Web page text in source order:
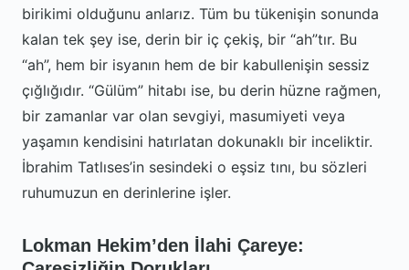
birikimi olduğunu anlarız. Tüm bu tükenişin sonunda
kalan tek şey ise, derin bir iç çekiş, bir “ah”tır. Bu
“ah”, hem bir isyanın hem de bir kabullenişin sessiz
çığlığıdır. “Gülüm” hitabı ise, bu derin hüzne rağmen,
bir zamanlar var olan sevgiyi, masumiyeti veya
yaşamın kendisini hatırlatan dokunaklı bir inceliktir.
İbrahim Tatlıses’in sesindeki o eşsiz tını, bu sözleri
ruhumuzun en derinlerine işler.
Lokman Hekim’den İlahi Çareye: